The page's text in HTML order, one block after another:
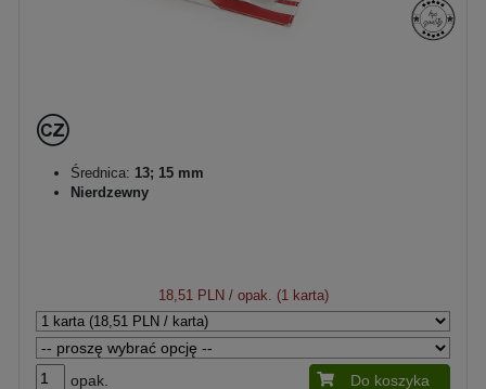
Średnica: 13; 15 mm
Nierdzewny
18,51 PLN/ opak. (1 karta)
opak. Do koszyka